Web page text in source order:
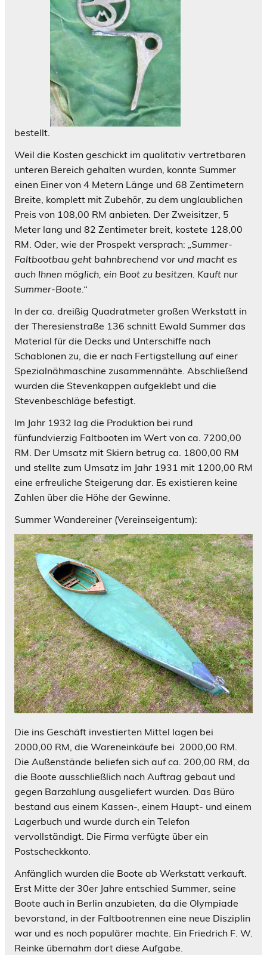
bestellt.
Weil die Kosten geschickt im qualitativ vertretbaren
unteren Bereich gehalten wurden, konnte Summer
einen Einer von 4 Metern Länge und 68 Zentimetern
Breite, komplett mit Zubehör, zu dem unglaublichen
Preis von 108,00 RM anbieten. Der Zweisitzer, 5
Meter lang und 82 Zentimeter breit, kostete 128,00
RM. Oder, wie der Prospekt versprach: „Summer-
Faltbootbau geht bahnbrechend vor und macht es
auch Ihnen möglich, ein Boot zu besitzen. Kauft nur
Summer-Boote.“
In der ca. dreißig Quadratmeter großen Werkstatt in
der Theresienstraße 136 schnitt Ewald Summer das
Material für die Decks und Unterschiffe nach
Schablonen zu, die er nach Fertigstellung auf einer
Spezialnähmaschine zusammennähte. Abschließend
wurden die Stevenkappen aufgeklebt und die
Stevenbeschläge befestigt.
Im Jahr 1932 lag die Produktion bei rund
fünfundvierzig Faltbooten im Wert von ca. 7200,00
RM. Der Umsatz mit Skiern betrug ca. 1800,00 RM
und stellte zum Umsatz im Jahr 1931 mit 1200,00 RM
eine erfreuliche Steigerung dar. Es existieren keine
Zahlen über die Höhe der Gewinne.
Summer Wandereiner (Vereinseigentum):
Die ins Geschäft investierten Mittel lagen bei
2000,00 RM, die Wareneinkäufe bei 2000,00 RM.
Die Außenstände beliefen sich auf ca. 200,00 RM, da
die Boote ausschließlich nach Auftrag gebaut und
gegen Barzahlung ausgeliefert wurden. Das Büro
bestand aus einem Kassen-, einem Haupt- und einem
Lagerbuch und wurde durch ein Telefon
vervollständigt. Die Firma verfügte über ein
Postscheckkonto.
Anfänglich wurden die Boote ab Werkstatt verkauft.
Erst Mitte der 30er Jahre entschied Summer, seine
Boote auch in Berlin anzubieten, da die Olympiade
bevorstand, in der Faltbootrennen eine neue Disziplin
war und es noch populärer machte. Ein Friedrich F. W.
Reinke übernahm dort diese Aufgabe.